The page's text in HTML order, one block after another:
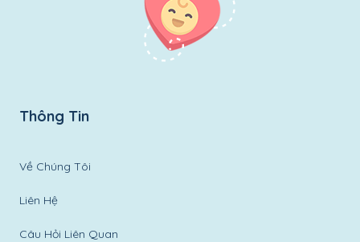
Thông Tin
Về Chúng Tôi
Liên Hệ
Câu Hỏi Liên Quan